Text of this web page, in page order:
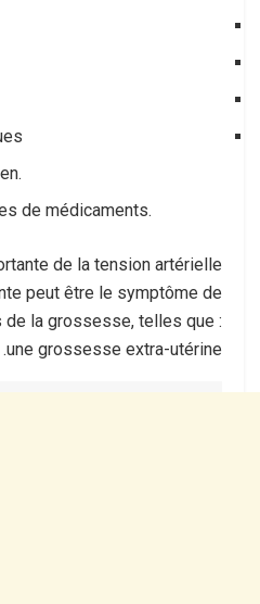
de médicaments.
de la tension artérielle
peut être le symptôme de
la grossesse, telles que :
une grossesse extra-utérine.